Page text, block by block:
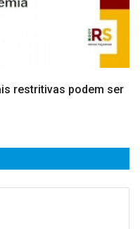
restritivas podem ser